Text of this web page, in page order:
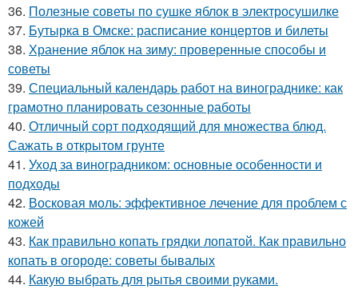
36. Полезные советы по сушке яблок в электросушилке
37. Бутырка в Омске: расписание концертов и билеты
38. Хранение яблок на зиму: проверенные способы и
советы
39. Специальный календарь работ на винограднике: как
грамотно планировать сезонные работы
40. Отличный сорт подходящий для множества блюд.
Сажать в открытом грунте
41. Уход за виноградником: основные особенности и
подходы
42. Восковая моль: эффективное лечение для проблем с
кожей
43. Как правильно копать грядки лопатой. Как правильно
копать в огороде: советы бывалых
44. Какую выбрать для рытья своими руками.